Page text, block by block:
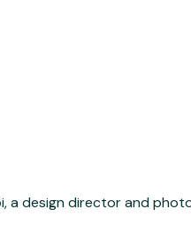
a design director and